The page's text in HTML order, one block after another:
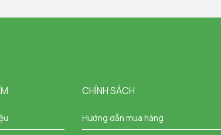
CHÍNH SÁCH
Hướng dẫn mua hàng